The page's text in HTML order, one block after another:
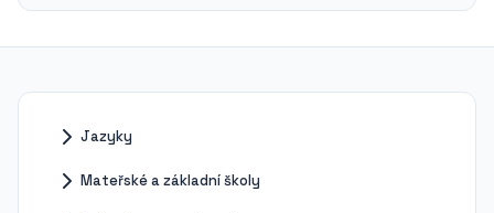
Jazyky
Mateřské a základní školy